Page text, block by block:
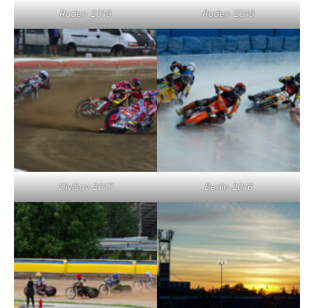
Roden 2019 Roden 2019
Divišov 2017 Berlin 2016